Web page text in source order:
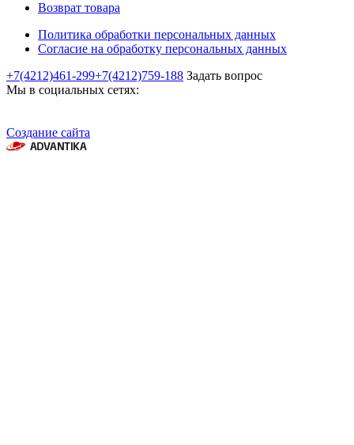
Возврат товара
Политика обработки персональных данных
Согласие на обработку персональных данных
+7(4212)461-299+7(4212)759-188 Задать вопрос
Мы в социальных сетях:
Создание сайта